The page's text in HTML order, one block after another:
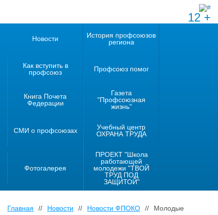
12 +
Новости
История профсоюзов
региона
Как вступить в
профсоюз
Профсоюз помог
Книга Почета
Федерации
Газета
"Профсоюзная
жизнь"
СМИ о профсоюзах
Учебный центр
ОХРАНА ТРУДА
Фотогалерея
ПРОЕКТ "Школа
работающей
молодежи "ТВОЙ
ТРУД ПОД
ЗАЩИТОЙ"
Главная // Новости // Новости ФПОКО //
Молодые